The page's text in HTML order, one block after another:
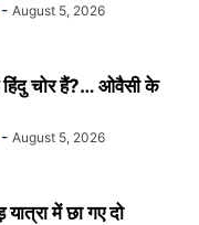
- August 5, 2026
हिंदु चोर हैं?… ओवैसी के
- August 5, 2026
में छा गए दो